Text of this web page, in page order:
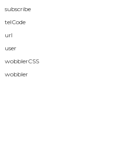
subscribe
telCode
url
user
wobblerCSS
wobbler